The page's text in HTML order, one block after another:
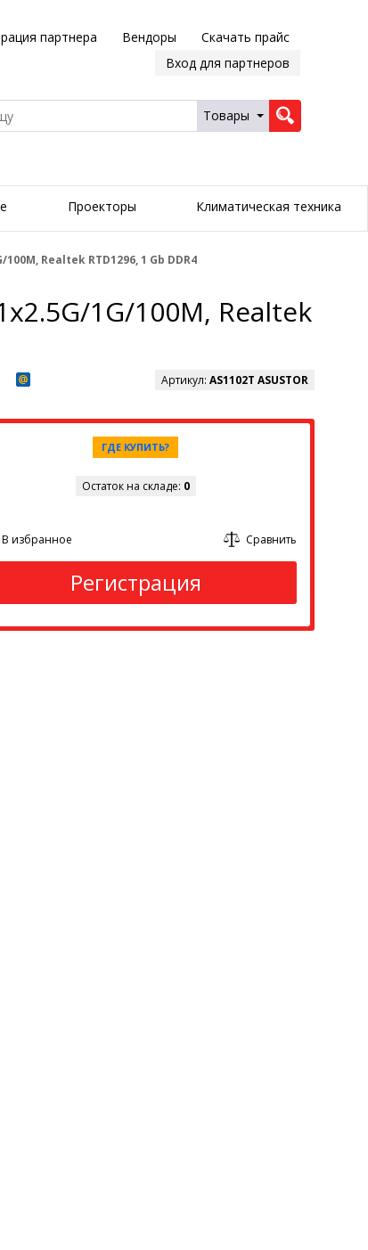
партнера Вендоры
Скачать прайс
Вход для партнеров
Товары
Проекторы Климатическая техника
Realtek RTD1296, 1 Gb DDR4
1G/100M, Realtek
Артикул: AS1102T ASUSTOR
ГДЕ КУПИТЬ?
Остаток на складе: 0
В избранное Сравнить
Регистрация